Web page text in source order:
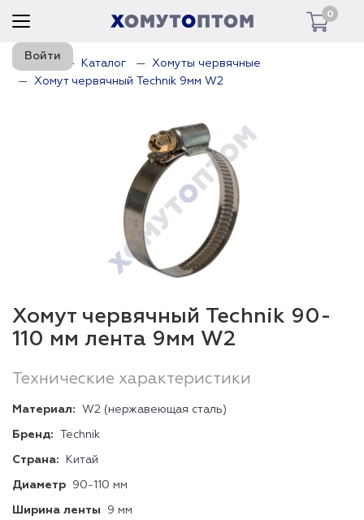
0
Войти
Главная Каталог
Хомуты червячные
Хомут червячный Technik 9мм W2
Хомут червячный Technik 90-
110 мм лента 9мм W2
Технические характеристики
Материал: W2 (нержавеющая сталь)
Бренд: Technik
Страна: Китай
Диаметр 90-110 мм
Ширина ленты 9 мм